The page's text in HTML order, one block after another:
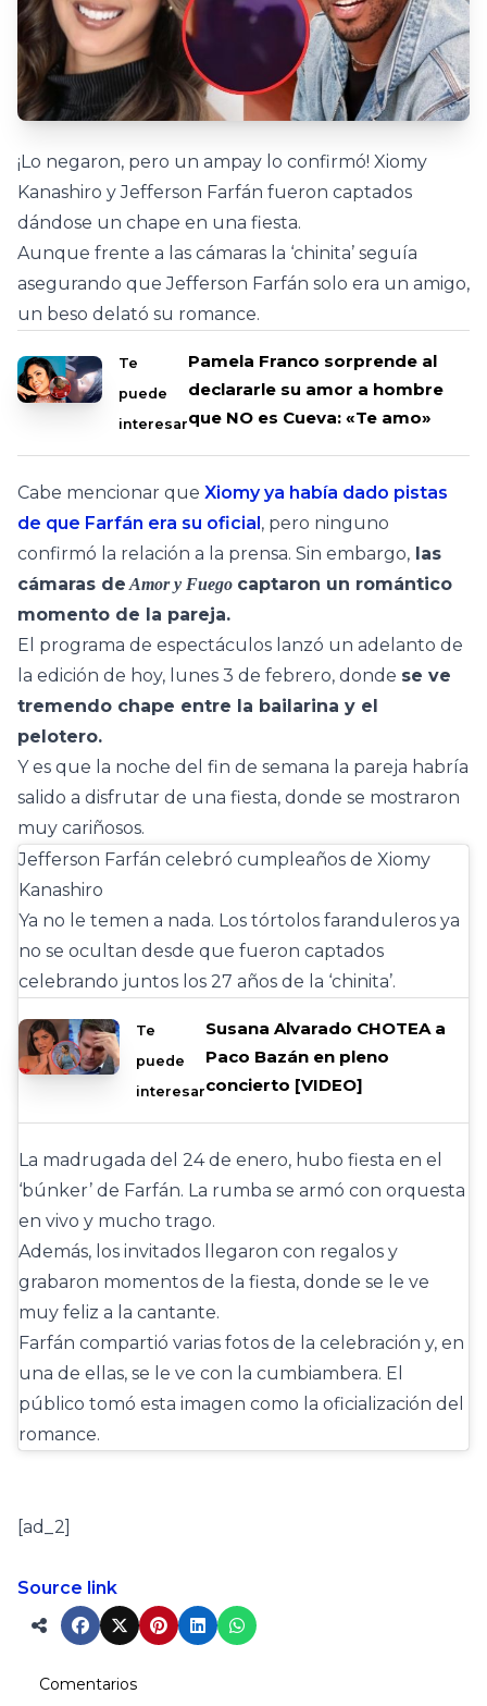
¡Lo negaron, pero un ampay lo confirmó! Xiomy
Kanashiro y Jefferson Farfán fueron captados
dándose un chape en una fiesta.
Aunque frente a las cámaras la ‘chinita’ seguía
asegurando que Jefferson Farfán solo era un amigo,
un beso delató su romance.
Te
puede
interesar
Pamela Franco sorprende al
declararle su amor a hombre
que NO es Cueva: «Te amo»
Cabe mencionar que Xiomy ya había dado pistas
de que Farfán era su oficial, pero ninguno
confirmó la relación a la prensa. Sin embargo, las
cámaras de Amor y Fuego captaron un romántico
momento de la pareja.
El programa de espectáculos lanzó un adelanto de
la edición de hoy, lunes 3 de febrero, donde se ve
tremendo chape entre la bailarina y el
pelotero.
Y es que la noche del fin de semana la pareja habría
salido a disfrutar de una fiesta, donde se mostraron
muy cariñosos.
Jefferson Farfán celebró cumpleaños de Xiomy
Kanashiro
Ya no le temen a nada. Los tórtolos faranduleros ya
no se ocultan desde que fueron captados
celebrando juntos los 27 años de la ‘chinita’.
Te
puede
interesar
Susana Alvarado CHOTEA a
Paco Bazán en pleno
concierto [VIDEO]
La madrugada del 24 de enero, hubo fiesta en el
‘búnker’ de Farfán. La rumba se armó con orquesta
en vivo y mucho trago.
Además, los invitados llegaron con regalos y
grabaron momentos de la fiesta, donde se le ve
muy feliz a la cantante.
Farfán compartió varias fotos de la celebración y, en
una de ellas, se le ve con la cumbiambera. El
público tomó esta imagen como la oficialización del
romance.
[ad_2]
Source link
Comentarios